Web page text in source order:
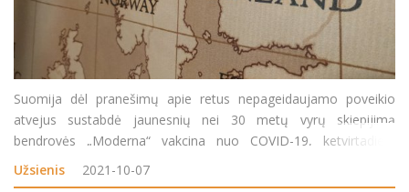
Suomija dėl pranešimų apie retus nepageidaujamo poveikio
atvejus sustabdė jaunesnių nei 30 metų vyrų skiepijimą
bendrovės „Moderna“ vakcina nuo COVID-19, ketvirtadienį
pranešė britų laikraštis „The Guardian“. „Skandinavijos tyrimas,
kuriame dalyvav
Užsienis 2021-10-07